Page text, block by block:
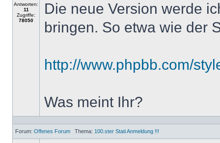
Antworten:
11
Zugriffe:
78050
Die neue Version werde
bringen. So etwa wie der
http://www.phpbb.com/
Was meint Ihr?
Forum: Offenes Forum Thema: 100.ster Stati Anmeldung !!!